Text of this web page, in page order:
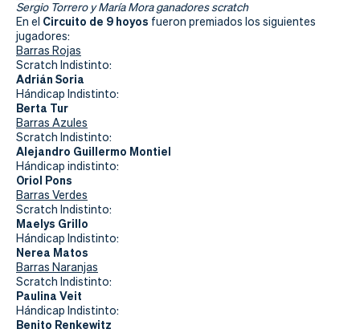
Sergio Torrero y María Mora ganadores scratch
En el Circuito de 9 hoyos fueron premiados los siguientes
jugadores:
Barras Rojas
Scratch Indistinto:
Adrián Soria
Hándicap Indistinto:
Berta Tur
Barras Azules
Scratch Indistinto:
Alejandro Guillermo Montiel
Hándicap indistinto:
Oriol Pons
Barras Verdes
Scratch Indistinto:
Maelys Grillo
Hándicap Indistinto:
Nerea Matos
Barras Naranjas
Scratch Indistinto:
Paulina Veit
Hándicap Indistinto:
Benito Renkewitz